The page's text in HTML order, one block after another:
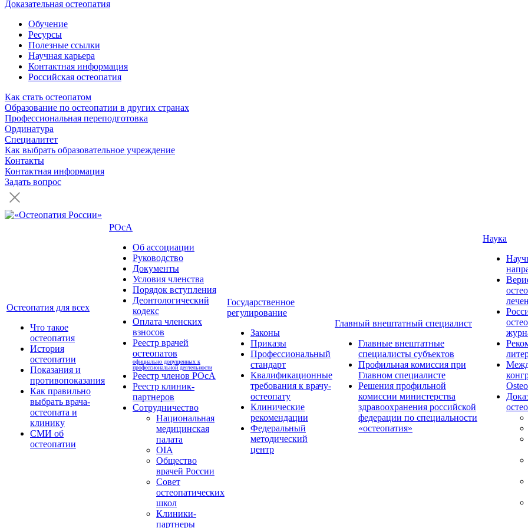
Доказательная остеопатия
Обучение
Ресурсы
Полезные ссылки
Научная карьера
Контактная информация
Российская остеопатия
Как стать остеопатом
Образование по остеопатии в других странах
Профессиональная переподготовка
Ординатура
Специалитет
Как выбрать образовательное учреждение
Контакты
Контактная информация
Задать вопрос
Остеопатия для всех
Что такое
остеопатия
История
остеопатии
Показания и
противопоказания
Как правильно
выбрать врача-
остеопата и
клинику
СМИ об
остеопатии
РОсА
Об ассоциации
Руководство
Документы
Условия членства
Порядок вступления
Деонтологический
кодекс
Оплата членских
взносов
Реестр врачей
остеопатов
официально допущенных к
профессиональной деятельности
Реестр членов РОсА
Реестр клиник-
партнеров
Сотрудничество
Национальная
медицинская
палата
OIA
Общество
врачей России
Совет
остеопатических
школ
Клиники-
партнеры
Государственное
регулирование
Законы
Приказы
Профессиональный
стандарт
Квалификационные
требования к врачу-
остеопату
Клинические
рекомендации
Федеральный
методический
центр
Главный внештатный специалист
Главные внештатные
специалисты субъектов
Профильная комиссия при
Главном специалисте
Решения профильной
комиссии министерства
здравоохранения российской
федерации по специальности
«остеопатия»
Наука